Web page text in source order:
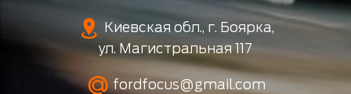
Киевская обл., г. Боярка,
ул. Магистральная 117
fordfocus@gmail.com